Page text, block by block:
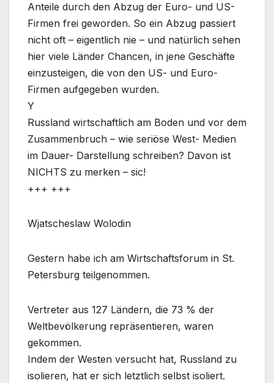
Anteile durch den Abzug der Euro- und US-
Firmen frei geworden. So ein Abzug passiert
nicht oft – eigentlich nie – und natürlich sehen
hier viele Länder Chancen, in jene Geschäfte
einzusteigen, die von den US- und Euro-
Firmen aufgegeben wurden.
Y
Russland wirtschaftlich am Boden und vor dem
Zusammenbruch – wie seriöse West- Medien
im Dauer- Darstellung schreiben? Davon ist
NICHTS zu merken – sic!
+++ +++
Wjatscheslaw Wolodin
Gestern habe ich am Wirtschaftsforum in St.
Petersburg teilgenommen.
Vertreter aus 127 Ländern, die 73 % der
Weltbevölkerung repräsentieren, waren
gekommen.
Indem der Westen versucht hat, Russland zu
isolieren, hat er sich letztlich selbst isoliert.